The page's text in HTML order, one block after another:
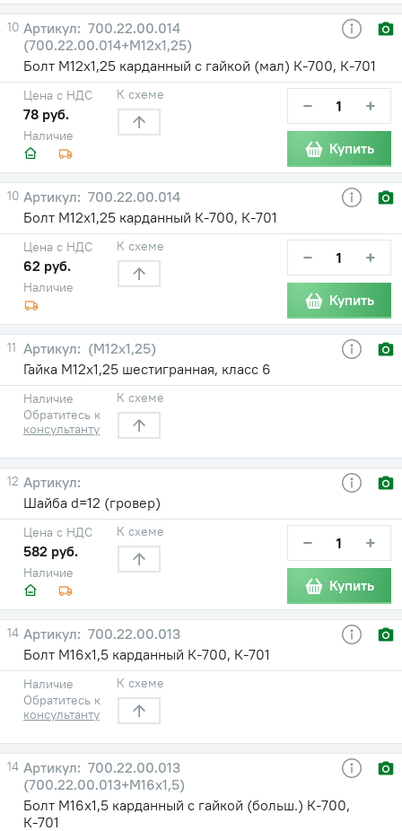
10
700.22.00.014
(700.22.00.014+М12х1,25)
Болт М12х1,25 карданный с гайкой (мал) К-700, К-701
Наличие
Цена с НДС
78 руб.
К схеме − +
Купить
10
700.22.00.014
Болт М12х1,25 карданный К-700, К-701
Наличие
Цена с НДС
62 руб.
К схеме − +
Купить
11
(М12х1,25)
Гайка М12х1,25 шестигранная, класс 6
Наличие
Обратитесь к
консультанту
К схеме
12
Шайба d=12 (гровер)
Наличие
Цена с НДС
582 руб.
К схеме − +
Купить
14
700.22.00.013
Болт М16х1,5 карданный К-700, К-701
Наличие
Обратитесь к
консультанту
К схеме
14
700.22.00.013
(700.22.00.013+М16х1,5)
Болт М16х1,5 карданный с гайкой (больш.) К-700,
К-701